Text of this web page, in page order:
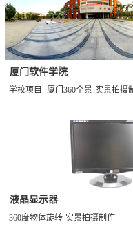
厦门软件学院
学校项目 -厦门360全景-实景拍摄
液晶显示器
360度物体旋转-实景拍摄制作